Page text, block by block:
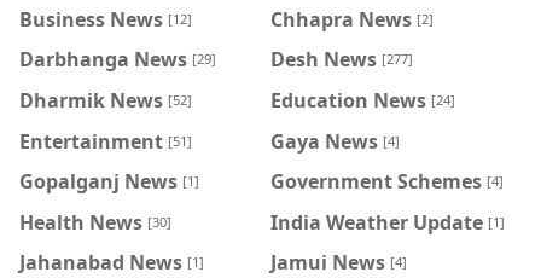
Business News [12] Chhapra News [2]
Darbhanga News [29] Desh News [277]
Dharmik News [52] Education News [24]
Entertainment [51] Gaya News [4]
Gopalganj News [1] Government Schemes [4]
Health News [30] India Weather Update [1]
Jahanabad News [1] Jamui News [4]